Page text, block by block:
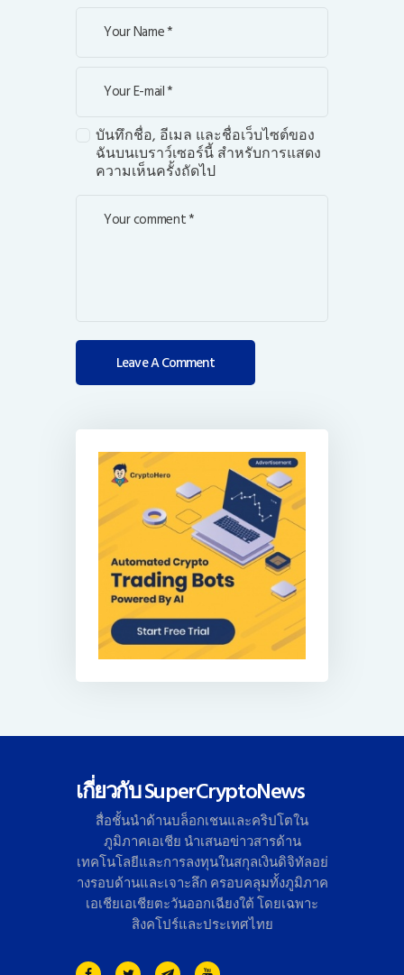
บันทึกชื่อ, อีเมล และชื่อเว็บไซต์ของ
ฉันบนเบราว์เซอร์นี้ สำหรับการแสดง
ความเห็นครั้งถัดไป
เกี่ยวกับ SuperCryptoNews
สื่อชั้นนำด้านบล็อกเชนและคริปโตใน
ภูมิภาคเอเชีย นำเสนอข่าวสารด้าน
เทคโนโลยีและการลงทุนในสกุลเงินดิจิทัลอย่
างรอบด้านและเจาะลึก ครอบคลุมทั้งภูมิภาค
เอเชียเอเชียตะวันออกเฉียงใต้ โดยเฉพาะ
สิงคโปร์และประเทศไทย